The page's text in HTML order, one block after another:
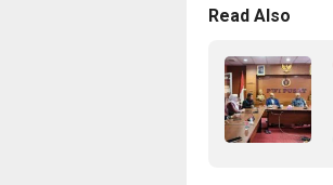
Read Also